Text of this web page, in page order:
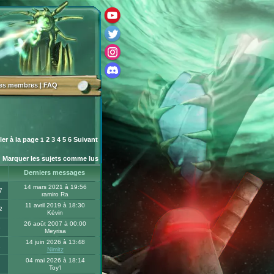
membres|FAQ
à la page 1 2 3 4 5 6 Suivant
Marquer les sujets comme lus
Derniers messages
14 mars 2021 à 19:56
ramiro Ra
11 avril 2019 à 18:30
Kévin
26 août 2007 à 00:00
Meyrisa
14 juin 2026 à 13:48
Nimitz
04 mai 2026 à 18:14
Toy'l